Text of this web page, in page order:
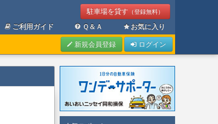
駐車場を貸す （登録無料）
ご利用ガイド Ｑ＆Ａ お気に入り
新規会員登録 ログイン